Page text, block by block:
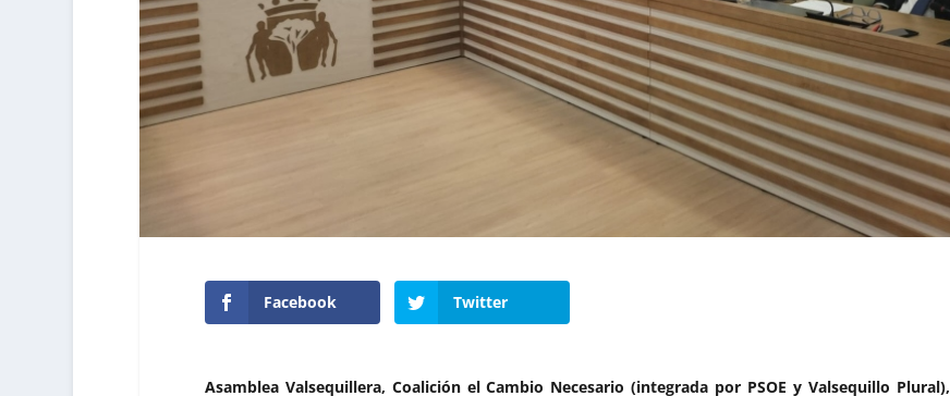
Facebook Twitter
Asamblea Valsequillera, Coalición el Cambio Necesario (integrada por PSOE y Valsequillo Plural),